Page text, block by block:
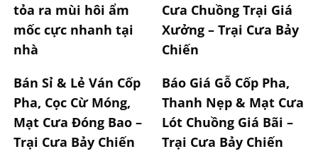
tỏa ra mùi hôi ẩm
mốc cực nhanh tại
nhà
Cưa Chuồng Trại Giá
Xưởng – Trại Cưa Bảy
Chiến
Bán Sỉ & Lẻ Ván Cốp
Pha, Cọc Cừ Móng,
Mạt Cưa Đóng Bao –
Trại Cưa Bảy Chiến
Báo Giá Gỗ Cốp Pha,
Thanh Nẹp & Mạt Cưa
Lót Chuồng Giá Bãi –
Trại Cưa Bảy Chiến